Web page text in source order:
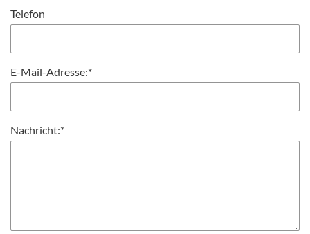
Telefon
E-Mail-Adresse:*
Nachricht:*